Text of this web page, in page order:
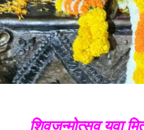
शिवजन्मोत्सव युवा